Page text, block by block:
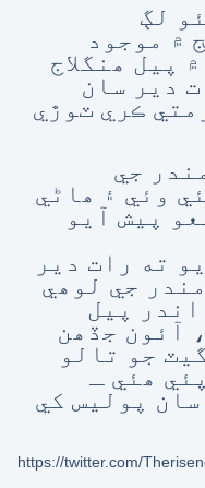
موجود
ھنگلاج
سان
ڪري ٽوڙي
جي
وئي ۽ ھاڻي
پيش آيو
رات دير
جي لوھي
پيل
جڏھن
جو تالو
ھئي ـ
پوليس کي
https://twitter.com/